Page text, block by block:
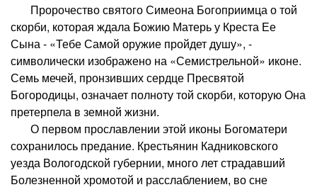
Пророчество святого Симеона Богоприимца о той
скорби, которая ждала Божию Матерь у Креста Ее
Сына - «Тебе Самой оружие пройдет душу», -
символически изображено на «Семистрельной» иконе.
Семь мечей, пронзивших сердце Пресвятой
Богородицы, означает полноту той скорби, которую Она
претерпела в земной жизни.
О первом прославлении этой иконы Богоматери
сохранилось предание. Крестьянин Кадниковского
уезда Вологодской губернии, много лет страдавший
Болезненной хромотой и расслаблением, во сне